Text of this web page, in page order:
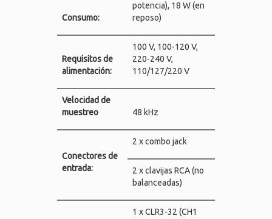
Consumo:
potencia), 18 W (en
reposo)
Requisitos de
alimentación:
100 V, 100-120 V,
220-240 V,
110/127/220 V
Velocidad de
muestreo
48 kHz
Conectores de
entrada:
2 x combo jack
2 x clavijas RCA (no
balanceadas)
1 x CLR3-32 (CH1